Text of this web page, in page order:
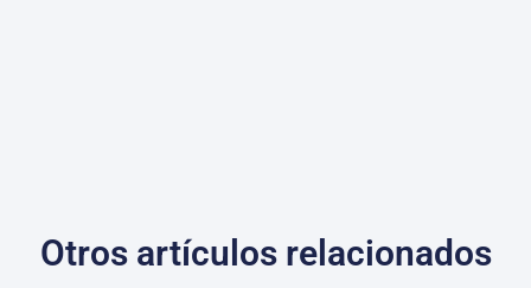
Otros artículos relacionados